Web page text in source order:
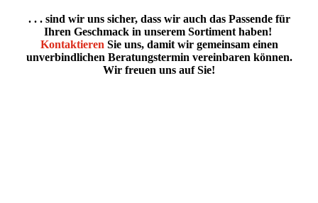
. . . sind wir uns sicher, dass wir auch das Passende für
Ihren Geschmack in unserem Sortiment haben!
Kontaktieren Sie uns, damit wir gemeinsam einen
unverbindlichen Beratungstermin vereinbaren können.
Wir freuen uns auf Sie!